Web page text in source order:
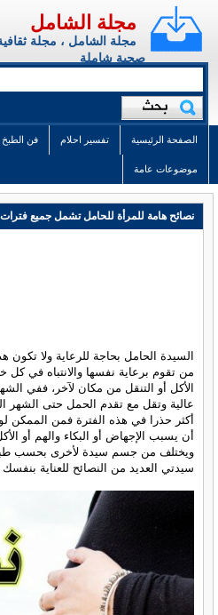
مجلة الشامل
مجلة الشامل ، مجلة
صحية شاملة
الصفحة الرئيسية تفسير احلام فن الطبخ
موضوعات عامة
نصائح هامة للمرأة للحامل تشمل جميع
السيدة الحامل بحاجة للرعاية ولا تكون
من تقوم برعاية نفسها والانتباه في
الأكل أو التنقل من مكان لآخر، ففي
عالية وتقل مع تقدم الحمل حتى الشهر
أكثر حذرا في هذه الفترة فمن
أن يسبب الإجهاض أو البكاء والهم أو
ويختلف من جسم سيدة لأخرى بحسب
سيدتي العديد من النصائح للعناية